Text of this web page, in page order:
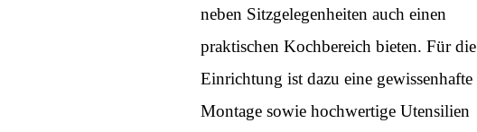
neben Sitzgelegenheiten auch einen
praktischen Kochbereich bieten. Für die
Einrichtung ist dazu eine gewissenhafte
Montage sowie hochwertige Utensilien